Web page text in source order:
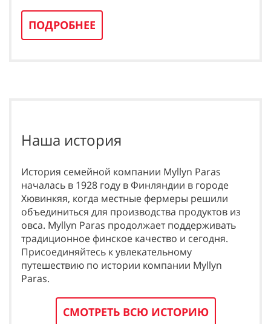
ПОДРОБНЕЕ
Наша история
История семейной компании Myllyn Paras
началась в 1928 году в Финляндии в городе
Хювинкяя, когда местные фермеры решили
объединиться для производства продуктов из
овса. Myllyn Paras продолжает поддерживать
традиционное финское качество и сегодня.
Присоединяйтесь к увлекательному
путешествию по истории компании Myllyn
Paras.
СМОТРЕТЬ ВСЮ ИСТОРИЮ